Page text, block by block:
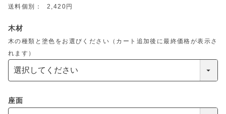
2,420
木材
木の種類と塗色をお選びください（カート追加後に最終価格が表示さ
れます）
座面